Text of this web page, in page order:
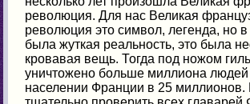
революция. Для нас Великая
революция это символ, легенда, но
была жуткая реальность, это была
кровавая вещь. Тогда под ножом
уничтожено больше миллиона людей
населении Франции в 25 миллионов.